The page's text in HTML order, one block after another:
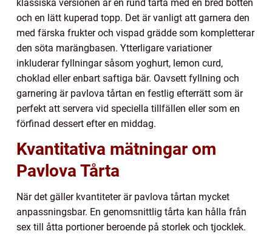
klassiska versionen är en rund tårta med en bred botten
och en lätt kuperad topp. Det är vanligt att garnera den
med färska frukter och vispad grädde som kompletterar
den söta marängbasen. Ytterligare variationer
inkluderar fyllningar såsom yoghurt, lemon curd,
choklad eller enbart saftiga bär. Oavsett fyllning och
garnering är pavlova tårtan en festlig efterrätt som är
perfekt att servera vid speciella tillfällen eller som en
förfinad dessert efter en middag.
Kvantitativa mätningar om
Pavlova Tårta
När det gäller kvantiteter är pavlova tårtan mycket
anpassningsbar. En genomsnittlig tårta kan hålla från
sex till åtta portioner beroende på storlek och tjocklek.